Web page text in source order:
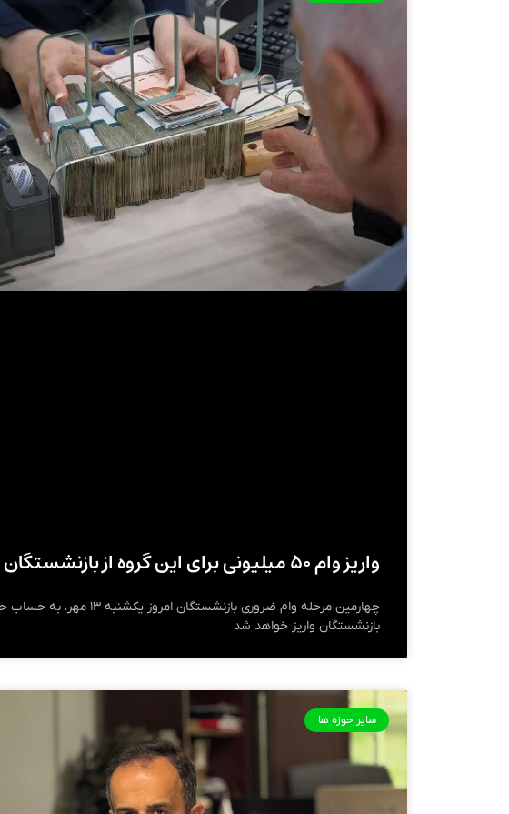
واریز وام ۵۰ میلیونی برای این گروه از بازنشستگان
چهارمین مرحله وام ضروری بازنشستگان امروز یکشنبه
بازنشستگان واریز خواهد شد
سایر حوزه ها